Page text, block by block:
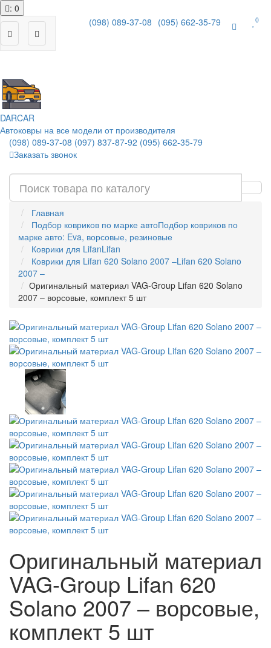
: 0
(098) 089-37-08 (095) 662-35-79 0
DARCAR
Автоковры на все модели от производителя
(098) 089-37-08 (097) 837-87-92 (095) 662-35-79
Заказать звонок
Главная
Подбор ковриков по марке автоПодбор ковриков по
марке авто: Eva, ворсовые, резиновые
Коврики для LifanLifan
Коврики для Lifan 620 Solano 2007 –Lifan 620 Solano
2007 –
Оригинальный материал VAG-Group Lifan 620 Solano
2007 – ворсовые, комплект 5 шт
Оригинальный материал
VAG-Group Lifan 620
Solano 2007 – ворсовые,
комплект 5 шт